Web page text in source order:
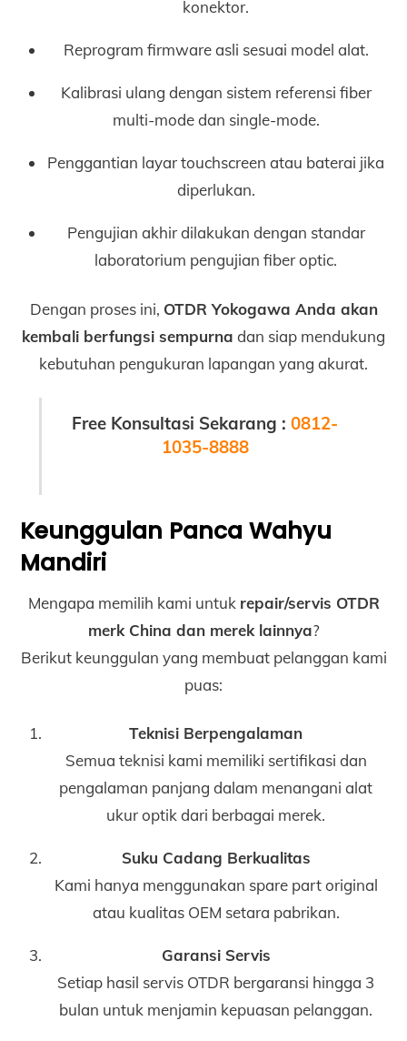
konektor.
Reprogram firmware asli sesuai model alat.
Kalibrasi ulang dengan sistem referensi fiber
multi-mode dan single-mode.
Penggantian layar touchscreen atau baterai jika
diperlukan.
Pengujian akhir dilakukan dengan standar
laboratorium pengujian fiber optic.
Dengan proses ini, OTDR Yokogawa Anda akan
kembali berfungsi sempurna dan siap mendukung
kebutuhan pengukuran lapangan yang akurat.
Free Konsultasi Sekarang : 0812-
1035-8888
Keunggulan Panca Wahyu
Mandiri
Mengapa memilih kami untuk repair/servis OTDR
merk China dan merek lainnya?
Berikut keunggulan yang membuat pelanggan kami
puas:
Teknisi Berpengalaman
Semua teknisi kami memiliki sertifikasi dan
pengalaman panjang dalam menangani alat
ukur optik dari berbagai merek.
Suku Cadang Berkualitas
Kami hanya menggunakan spare part original
atau kualitas OEM setara pabrikan.
Garansi Servis
Setiap hasil servis OTDR bergaransi hingga 3
bulan untuk menjamin kepuasan pelanggan.